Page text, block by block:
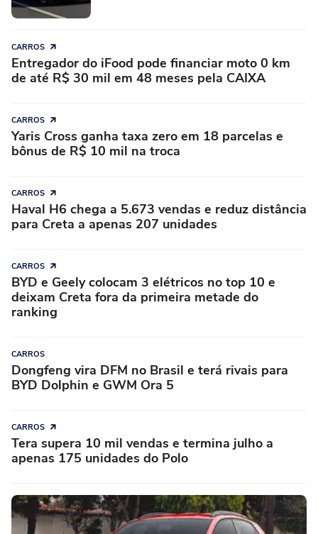
CARROS
Entregador do iFood pode financiar moto 0 km
de até R$ 30 mil em 48 meses pela CAIXA
CARROS
Yaris Cross ganha taxa zero em 18 parcelas e
bônus de R$ 10 mil na troca
CARROS
Haval H6 chega a 5.673 vendas e reduz distância
para Creta a apenas 207 unidades
CARROS
BYD e Geely colocam 3 elétricos no top 10 e
deixam Creta fora da primeira metade do
ranking
CARROS
Dongfeng vira DFM no Brasil e terá rivais para
BYD Dolphin e GWM Ora 5
CARROS
Tera supera 10 mil vendas e termina julho a
apenas 175 unidades do Polo